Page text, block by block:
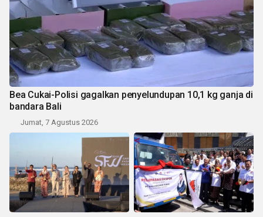
Bea Cukai-Polisi gagalkan penyelundupan 10,1 kg ganja di
bandara Bali
Jumat, 7 Agustus 2026